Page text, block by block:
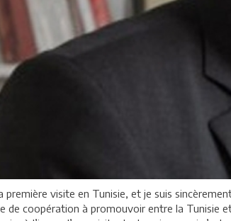
première visite en Tunisie, et je suis
de coopération à promouvoir entre la Tunisie et